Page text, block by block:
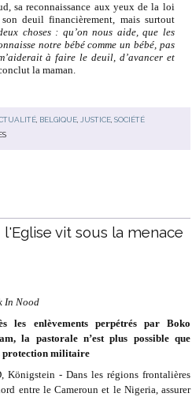
sa reconnaissance aux yeux de la loi
deuil financièrement, mais surtout
choses : qu’on nous aide, que les
notre bébé comme un bébé, pas
à faire le deuil, d’avancer et
la maman.
, BELGIQUE, JUSTICE, SOCIÉTÉ
vit sous la menace
In Nood
les enlèvements perpétrés par Boko
la pastorale n’est plus possible que
protection militaire
Königstein - Dans les régions frontalières
entre le Cameroun et le Nigeria, assurer